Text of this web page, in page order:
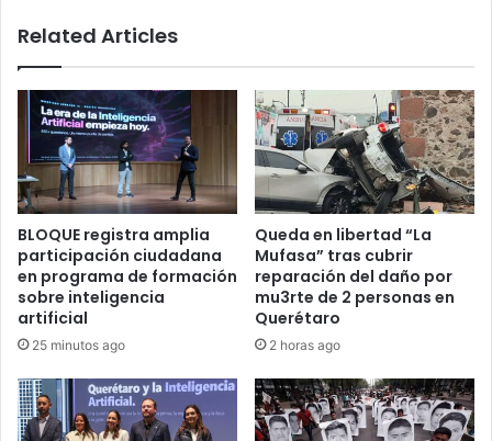
Related Articles
BLOQUE registra amplia
participación ciudadana
en programa de formación
sobre inteligencia
artificial
25 minutos ago
Queda en libertad “La
Mufasa” tras cubrir
reparación del daño por
mu3rte de 2 personas en
Querétaro
2 horas ago